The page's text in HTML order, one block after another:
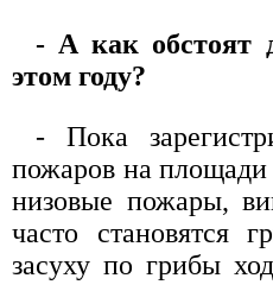
- А как обстоят
этом году?
- Пока
пожаров на площади
низовые пожары,
часто становятся
засуху по грибы